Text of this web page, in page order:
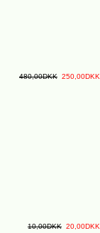
480,00DKK 250,00DKK
10,00DKK 20,00DKK